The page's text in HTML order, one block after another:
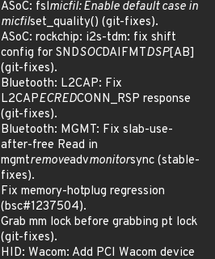
ASoC: fslmicfil: Enable default case in
micfilset_quality() (git-fixes).
ASoC: rockchip: i2s-tdm: fix shift
config for SNDSOCDAIFMTDSP[AB]
(git-fixes).
Bluetooth: L2CAP: Fix
L2CAPECREDCONN_RSP response
(git-fixes).
Bluetooth: MGMT: Fix slab-use-
after-free Read in
mgmtremoveadvmonitorsync (stable-
fixes).
Fix memory-hotplug regression
(bsc#1237504).
Grab mm lock before grabbing pt lock
(git-fixes).
HID: Wacom: Add PCI Wacom device